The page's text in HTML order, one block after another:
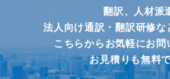
翻訳、人材派
法人向け通訳・翻訳研修な
こちらからお気軽にお問
お見積りも無料